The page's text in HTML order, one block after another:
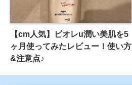
【cm人気】ビオレu潤い美肌を5
ヶ月使ってみたレビュー！使い方
&注意点♪